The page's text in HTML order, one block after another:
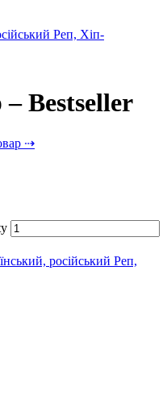
Реп, Хіп-
Bestseller
⇢
російський Реп,